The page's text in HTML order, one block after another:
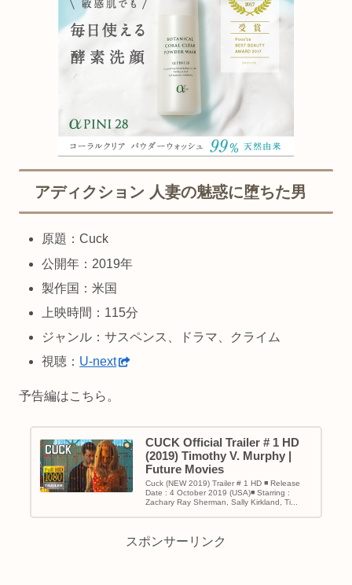
アディクション 人妻の魅惑に堕ちた男
原題：Cuck
公開年：2019年
製作国：米国
上映時間：115分
ジャンル：サスペンス、ドラマ、クライム
視聴： U-next
予告編はこちら。
CUCK Official Trailer # 1 HD
(2019) Timothy V. Murphy |
Future Movies
Cuck (NEW 2019) Trailer # 1 HD ◾ Release
Date : 4 October 2019 (USA)◾ Starring :
Zachary Ray Sherman, Sally Kirkland, Ti...
スポンサーリンク